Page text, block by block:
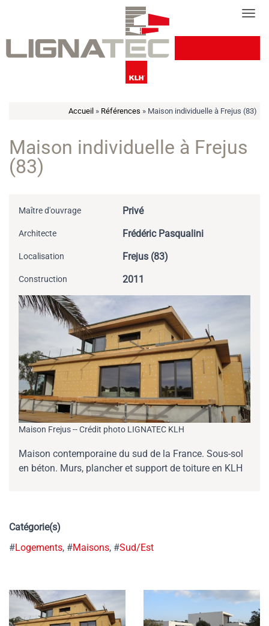
Accueil » Références » Maison individuelle à Frejus (83)
Maison individuelle à Frejus
(83)
Maître d'ouvrage Privé
Architecte Frédéric Pasqualini
Localisation Frejus (83)
Construction 2011
Maison Frejus -- Crédit photo LIGNATEC KLH
Maison contemporaine du sud de la France. Sous-sol
en béton. Murs, plancher et support de toiture en KLH
Catégorie(s)
#Logements, #Maisons, #Sud/Est